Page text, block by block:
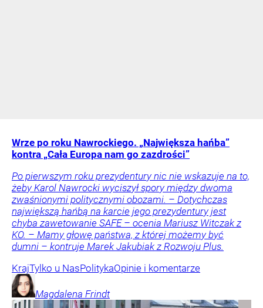
Wrze po roku Nawrockiego. „Największa hańba”
kontra „Cała Europa nam go zazdrości”
Po pierwszym roku prezydentury nic nie wskazuje na to,
żeby Karol Nawrocki wyciszył spory między dwoma
zwaśnionymi politycznymi obozami. – Dotychczas
największą hańbą na karcie jego prezydentury jest
chyba zawetowanie SAFE – ocenia Mariusz Witczak z
KO. – Mamy głowę państwa, z której możemy być
dumni – kontruje Marek Jakubiak z Rozwoju Plus.
KrajTylko u NasPolitykaOpinie i komentarze
Magdalena Frindt